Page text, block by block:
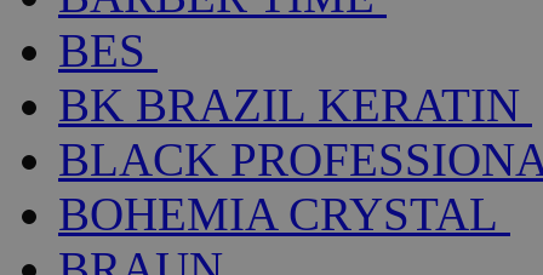
BES
BK BRAZIL KERATIN
BLACK
BOHEMIA CRYSTAL